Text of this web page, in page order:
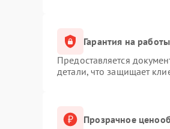
Гарантия на
Предоставляется
детали, что защищает
Прозрачное